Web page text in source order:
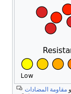
مقاومة المضادات